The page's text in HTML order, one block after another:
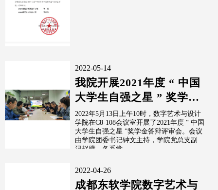
2022-05-14
我院开展2021年度 “ 中国
大学生自强之星 ” 奖学金
答辩评审会
2022年5月13日上午10时，数字艺术与设计
学院在C8-108会议室开展了2021年度 “ 中国
大学生自强之星 ”奖学金答辩评审会。会议
由学院团委书记钟文主持，学院党总支副书
记赵璧、各系党...
2022-04-26
成都东软学院数字艺术与